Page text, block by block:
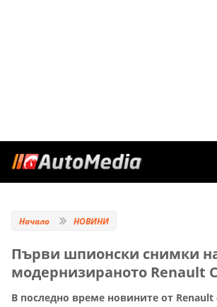
Начало НОВИНИ
Първи шпионски снимки
модернизираното Renault
В последно време новините от Renault